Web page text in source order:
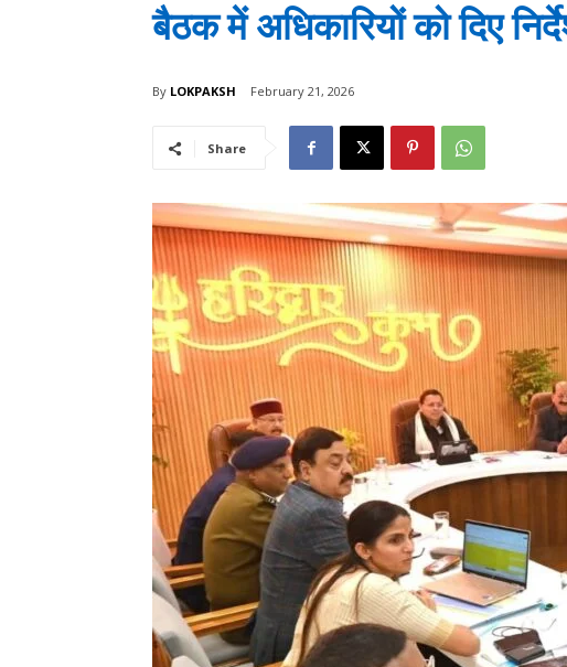
बैठक में अधिकारियों को दिए
By LOKPAKSH February 21, 2026
Share